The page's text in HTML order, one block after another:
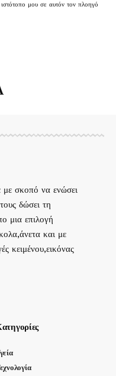
μου σε αυτόν τον πλοηγό
σκοπό να ενώσει
δώσει τη
μια επιλογή
και με
κειμένου,εικόνας